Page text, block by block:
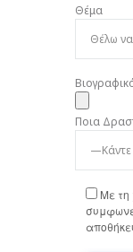
Θέμα
Ποια
Με